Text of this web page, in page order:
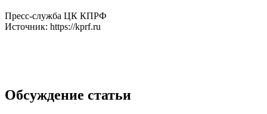
Пресс-служба ЦК КПРФ
Источник: https://kprf.ru
Обсуждение статьи